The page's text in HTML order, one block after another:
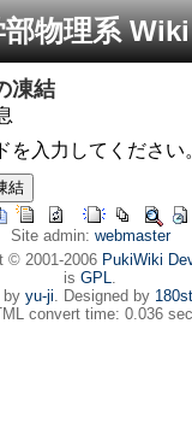
物理系 Wiki
凍結
を入力してください
Site admin: webmaster
© 2001-2006 PukiWiki
is GPL.
by yu-ji. Designed by
convert time: 0.036